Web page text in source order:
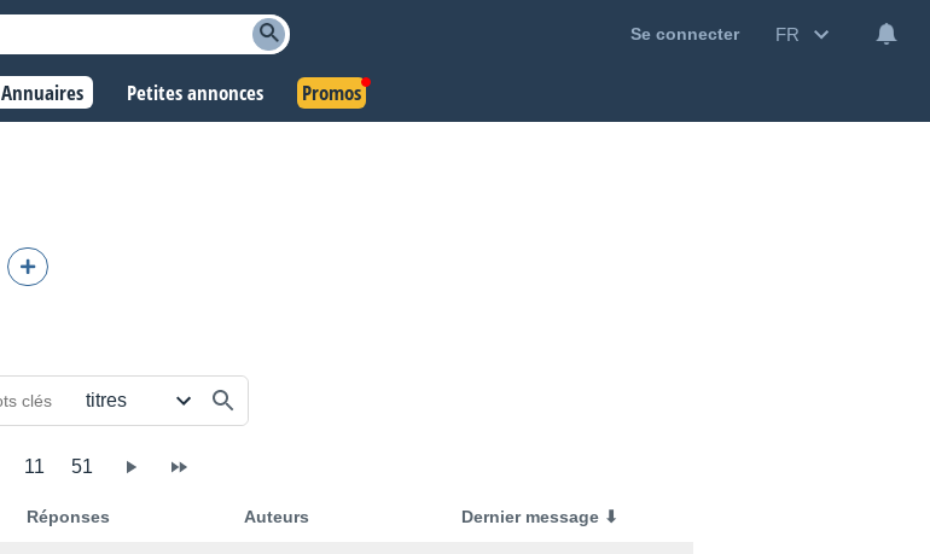
Se connecter FR
Annuaires Petites annonces Promos
11 51
Réponses Auteurs Dernier message ⬇